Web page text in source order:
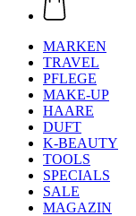
MARKEN
TRAVEL
PFLEGE
MAKE-UP
HAARE
DUFT
K-BEAUTY
TOOLS
SPECIALS
SALE
MAGAZIN